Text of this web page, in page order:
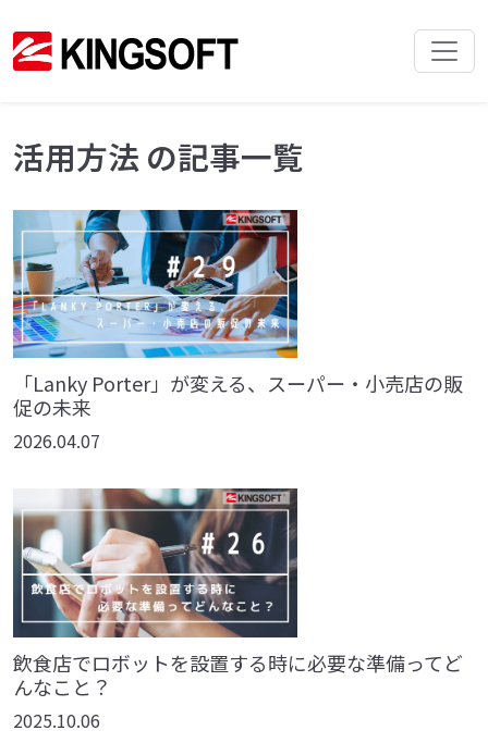
活用方法 の記事一覧
「Lanky Porter」が変える、スーパー・小売店の販
促の未来
2026.04.07
飲食店でロボットを設置する時に必要な準備ってど
んなこと？
2025.10.06